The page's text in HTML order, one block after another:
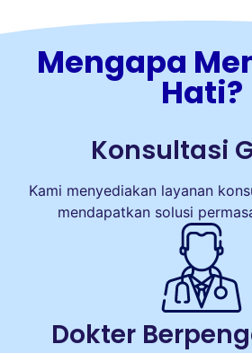
Mengapa
Hati?
Konsultasi
Kami menyediakan layanan
mendapatkan solusi
Dokter